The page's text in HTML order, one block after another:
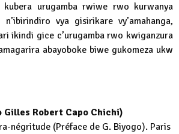
urugamba rwiwe rwo kurwanya
vya gisirikare vy’amahanga,
ikindi gice c’urugamba rwo kwiganzura
abayoboke biwe gukomeza ukw
Gilles Robert Capo Chichi)
négritude (Préface de G. Biyogo). Paris